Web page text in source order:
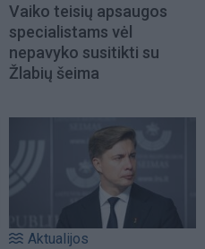
Vaiko teisių apsaugos
specialistams vėl
nepavyko susitikti su
Žlabių šeima
Aktualijos